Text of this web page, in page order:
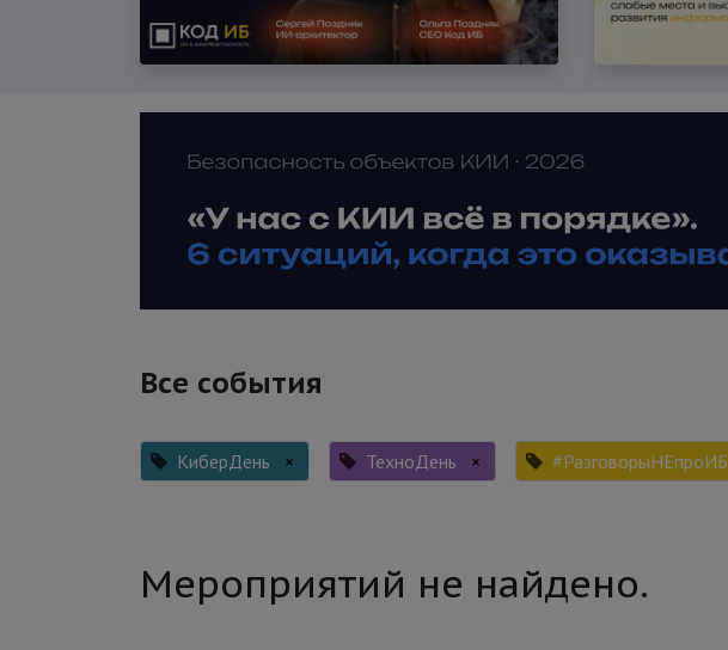
Все события
КиберДень × ТехноДень × #РазговорыНЕпроИБ
Мероприятий не найдено.